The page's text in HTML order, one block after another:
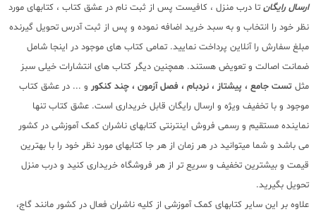
ارسال رایگان تا درب منزل ، کافیست پس از ثبت نام در عشق کتاب ، کتابهای مورد
نظر خود را انتخاب و به سبد خرید اضافه نموده و پس از ثبت آدرس تحویل گیرنده
مبلغ سفارش را آنلاین پرداخت نمایید. تمامی کتاب های موجود در اینجا شامل
ضمانت اصالت و تعویض هستند. همچنین دیگر کتاب های انتشارات خیلی سبز
مثل تست جامع ، پیشتاز ، نردبام ، فصل آزمون ، چند کنکور و ... در عشق کتاب
موجود و با تخفیف ویژه و ارسال رایگان قابل خریداری است. عشق کتاب تنها
نماینده مستقیم و رسمی فروش اینترنتی کتابهای ناشران کمک آموزشی در کشور
می باشد و شما میتوانید در هر زمان از هر جا کتابهای مورد نظر خود را با بهترین
قیمت و بیشترین تخفیف و سریع تر از هر فروشگاه خریداری کنید و درب منزل
تحویل بگیرید.
علاوه بر این سایر کتابهای کمک آموزشی از کلیه ناشران فعال در کشور مانند گاج،